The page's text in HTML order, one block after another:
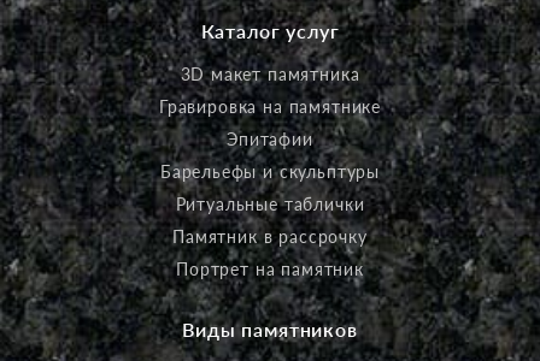
Каталог услуг
3D макет памятника
Гравировка на памятнике
Эпитафии
Барельефы и скульптуры
Ритуальные таблички
Памятник в рассрочку
Портрет на памятник
Виды памятников